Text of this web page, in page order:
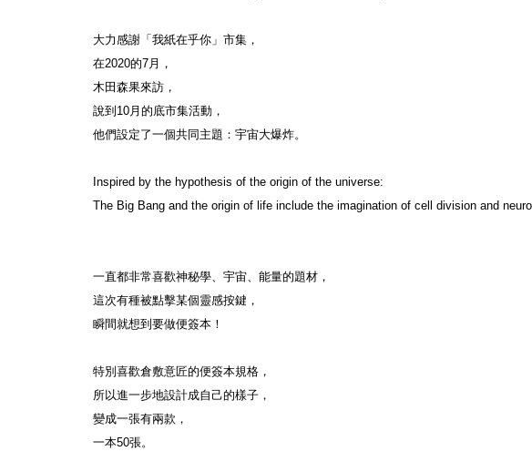
大力感謝「我紙在乎你」市集，
在2020的7月，
木田森果來訪，
說到10月的底市集活動，
他們設定了一個共同主題：宇宙大爆炸。
Inspired by the hypothesis of the origin of the universe:
The Big Bang and the origin of life include the imagination of cell division and
一直都非常喜歡神秘學、宇宙、能量的題材，
這次有種被點擊某個靈感按鍵，
瞬間就想到要做便簽本！
特別喜歡倉敷意匠的便簽本規格，
所以進一步地設計成自己的樣子，
變成一張有兩款，
一本50張。